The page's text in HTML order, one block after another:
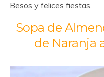
Besos y felices fiestas.
Sopa de
de Naranja